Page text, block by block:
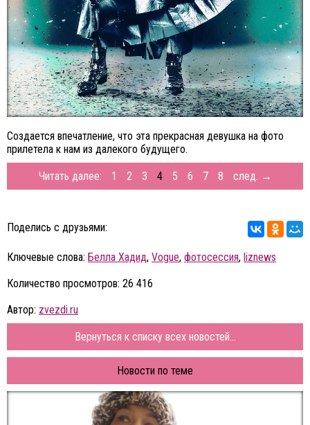
Создается впечатление, что эта прекрасная девушка на фото
прилетела к нам из далекого будущего.
Читать далее: 1 2 3 4 5 6 7 8 след. →
Поделись с друзьями:
Ключевые слова: Белла Хадид, Vogue, фотосессия, liznews
Количество просмотров: 26 416
Автор: zvezdi.ru
Вернуться к списку всех новостей...
Новости по теме